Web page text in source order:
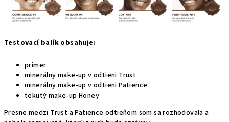
Testovací balík obsahuje:
primer
minerálny make-up v odtieni Trust
minerálny make-up v odtieni Patience
tekutý make-up Honey
Presne medzi Trust a Patience odtieňom som sa rozhodovala a